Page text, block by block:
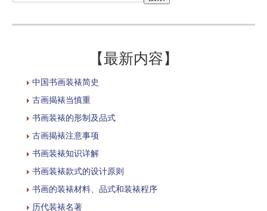
【最新内容】
中国书画装裱简史
古画揭裱当慎重
书画装裱的形制及品式
古画揭裱注意事项
书画装裱知识详解
书画装裱款式的设计原则
书画的装裱材料、品式和装裱程序
历代装裱名著